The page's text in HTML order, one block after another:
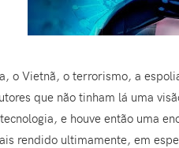
o Vietnã, o terrorismo, a
que não tinham lá uma
e houve então uma
rendido ultimamente, em